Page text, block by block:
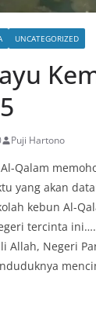
UNCATEGORIZED
Puji Hartono
Qalam
yang akan
kebun Al-
tercinta ini….
Allah, Negeri